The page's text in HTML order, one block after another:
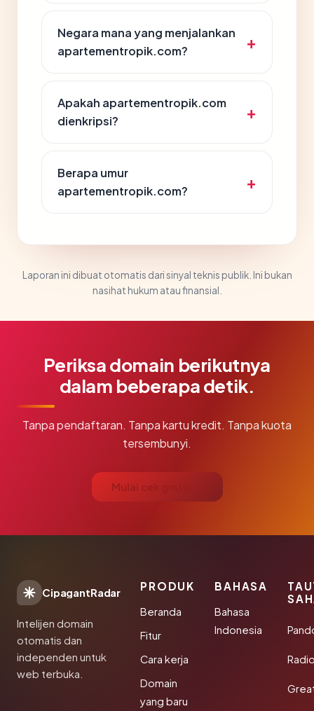
Negara mana yang menjalankan
apartementropik.com?
Apakah apartementropik.com
dienkripsi?
Berapa umur
apartementropik.com?
Laporan ini dibuat otomatis dari sinyal teknis publik. Ini bukan
nasihat hukum atau finansial.
Periksa domain berikutnya
dalam beberapa detik.
Tanpa pendaftaran. Tanpa kartu kredit. Tanpa kuota
tersembunyi.
Mulai cek gratis →
CipagantRadar
Intelijen domain
otomatis dan
independen untuk
web terbuka.
PRODUK
Beranda
Fitur
Cara kerja
Domain
yang baru
BAHASA
Bahasa
Indonesia